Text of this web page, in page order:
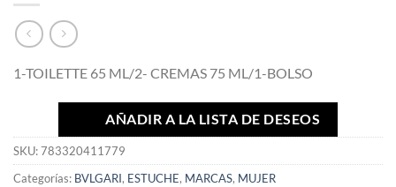
1-TOILETTE 65 ML/2- CREMAS 75 ML/1-BOLSO
AÑADIR A LA LISTA DE DESEOS
SKU:783320411779
Categorías: BVLGARI, ESTUCHE, MARCAS, MUJER